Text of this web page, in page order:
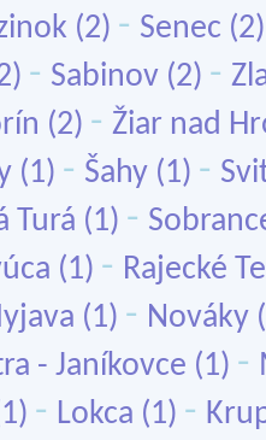
(2) - Senec
- Sabinov (2) -
(2) - Žiar nad
(1) - Šahy (1) -
Turá (1) -
(1) - Rajecké
(1) - Nováky
- Janíkovce (1) -
- Lokca (1) -